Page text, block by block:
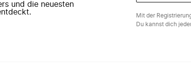
und die neuesten
Mit der
Du kannst dich